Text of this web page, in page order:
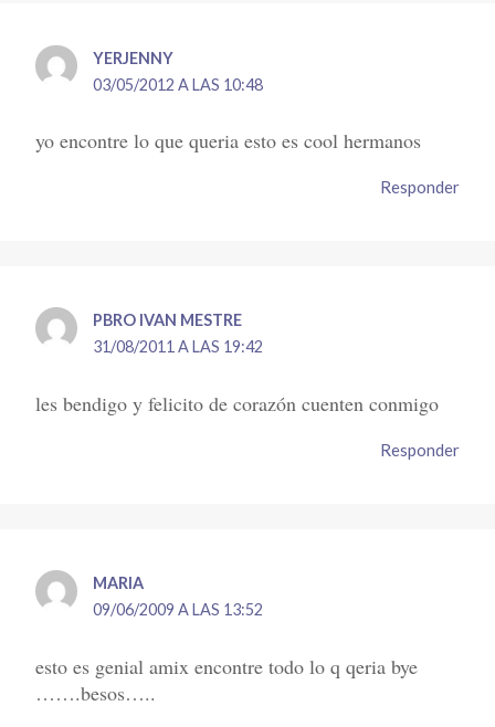
YERJENNY
03/05/2012 A LAS 10:48
yo encontre lo que queria esto es cool hermanos
Responder
PBRO IVAN MESTRE
31/08/2011 A LAS 19:42
les bendigo y felicito de corazón cuenten conmigo
Responder
MARIA
09/06/2009 A LAS 13:52
esto es genial amix encontre todo lo q qeria bye
…….besos…..